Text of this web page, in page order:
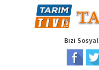
Bizi